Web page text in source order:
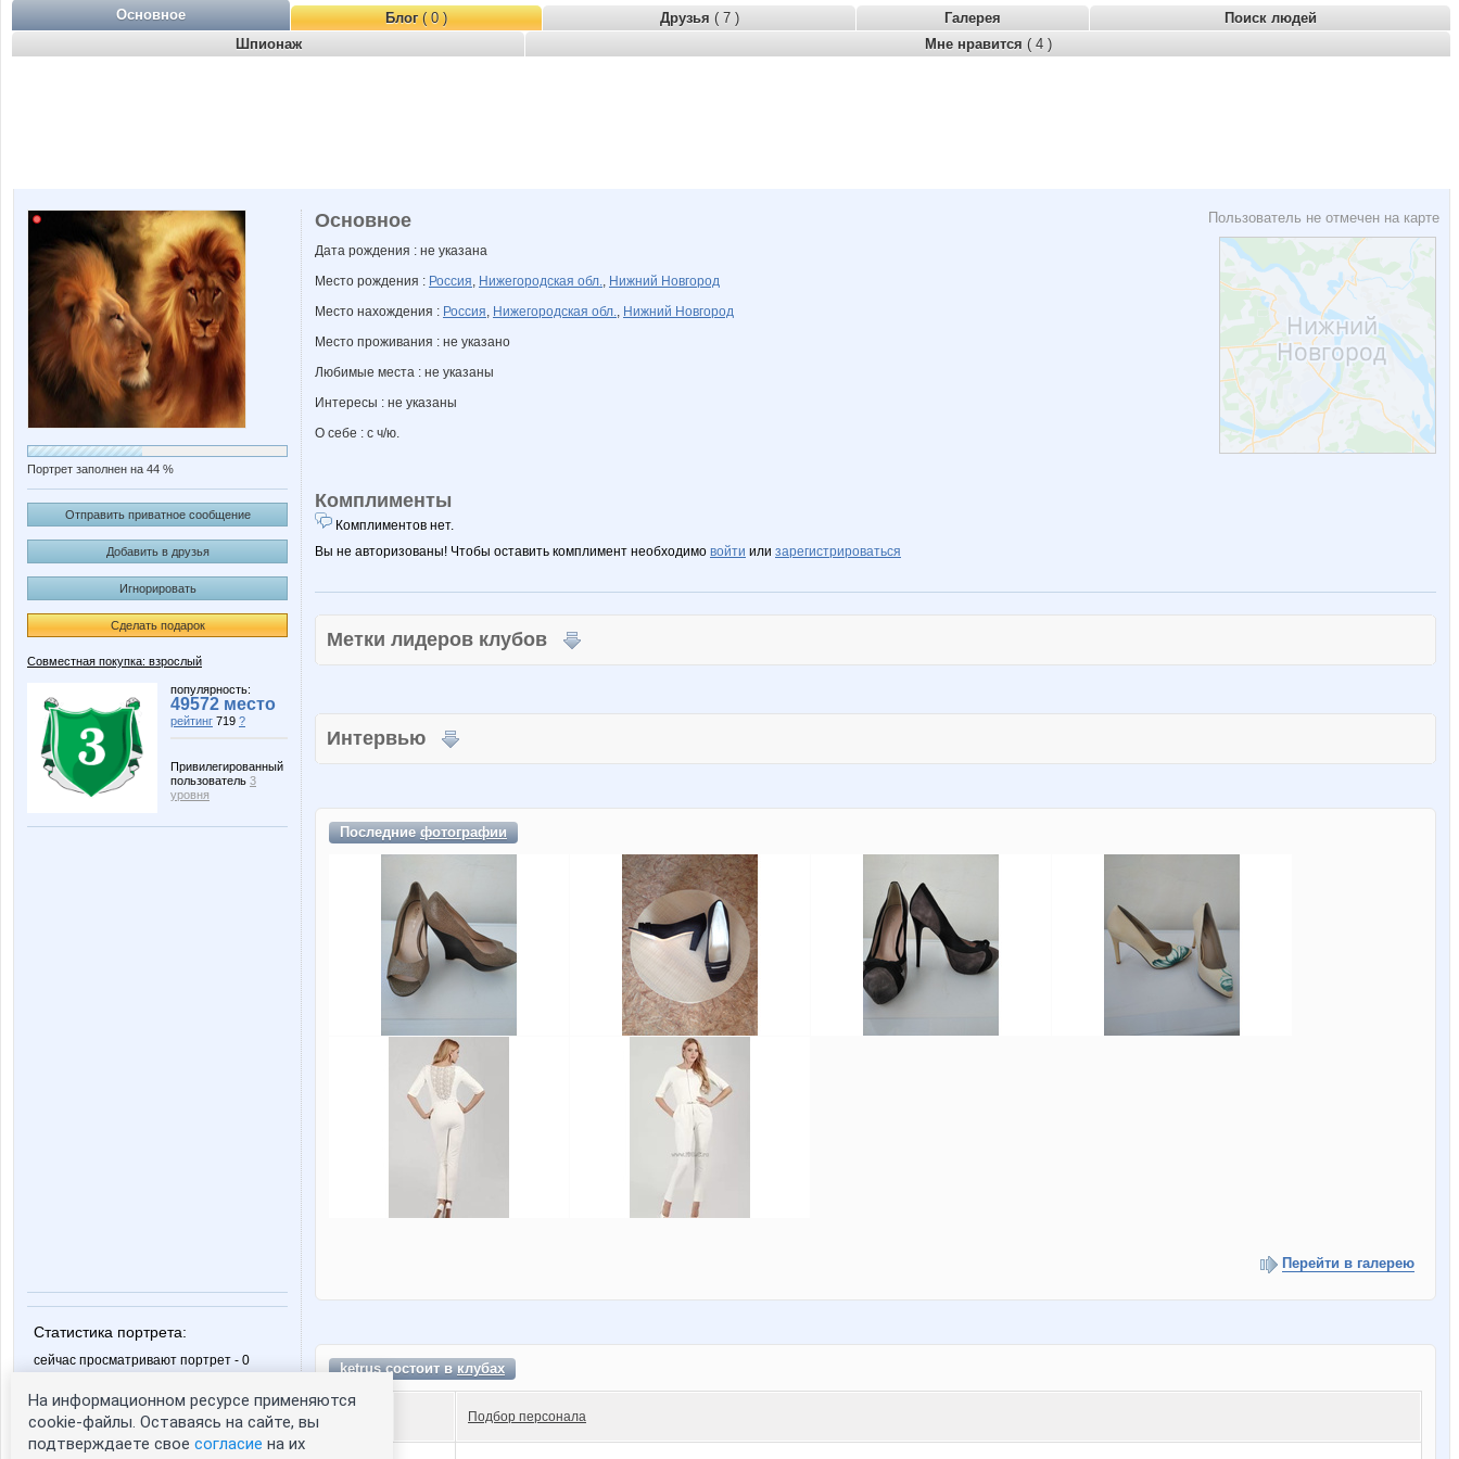
Основное Блог( 0 ) Друзья ( 7 ) Галерея
Поиск людей
Шпионаж
Мне нравится ( 4 )
Портрет заполнен на 44 %
Отправить приватное сообщение
Добавить в друзья
Игнорировать
Сделать подарок
Совместная покупка: взрослый
популярность:
49572 место
рейтинг 719 ?
Привилегированный
пользователь 3
уровня
Статистика портрета:
сейчас просматривают портрет - 0
посетившие портрет за 7 дней - 0
Пользователь не отмечен на карте
Основное
Дата рождения : не указана
Место рождения : Россия, Нижегородская обл., Нижний Новгород
Место нахождения : Россия, Нижегородская обл., Нижний Новгород
Место проживания : не указано
Любимые места : не указаны
Интересы : не указаны
О себе : с ч/ю.
Комплименты
Комплиментов нет.
Вы не авторизованы! Чтобы оставить комплимент необходимо войти или зарегистрироваться
Метки лидеров клубов
Интервью
Последниефотографии
Перейти в галерею
ketrus состоит вклубах
Подбор персонала
На информационном ресурсе применяются
cookie-файлы. Оставаясь на сайте, вы
подтверждаете свое согласие на их